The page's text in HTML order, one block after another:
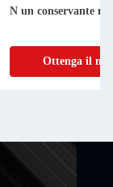
N un conservante
Ottenga il